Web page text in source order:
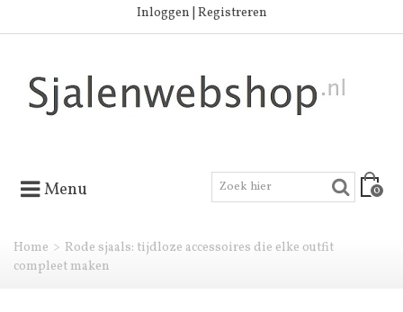
Inloggen | Registreren
Menu 0
Home > Rode sjaals: tijdloze accessoires die elke outfit
compleet maken